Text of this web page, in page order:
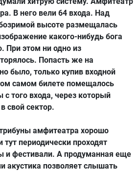
В него вели 64 входа. Над
высоте размещалась
какого-нибудь бога
При этом ни одно из
Попасть же на
было, только купив входной
самом билете помещалось
того входа, через который
свой сектор.
амфитеатра хорошо
тут периодически проходят
и фестивали. А продуманная еще
акустика позволяет слышать